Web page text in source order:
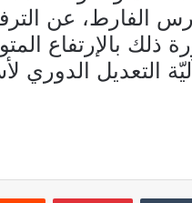
قد أعلنت يوم 31 مارس
ذلك بالإرتفاع
التعديل الدوري